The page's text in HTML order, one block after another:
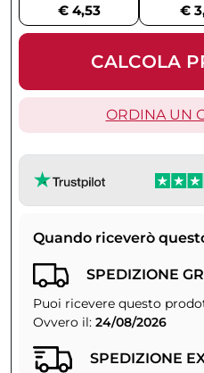
€ 4,53
€
CALCOLA
ORDINA UN
Quando riceverò
SPEDIZIONE
Puoi ricevere questo
Ovvero il: 24/08/2026
SPEDIZIONE